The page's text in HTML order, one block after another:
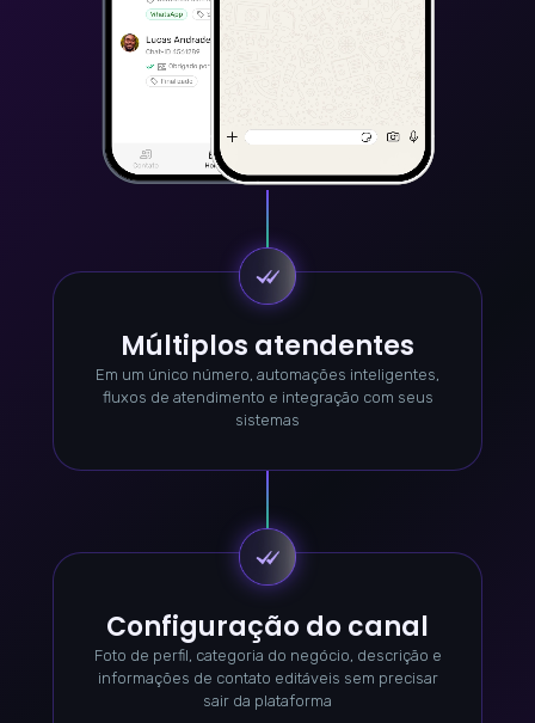
Múltiplos atendentes
Em um único número, automações inteligentes,
fluxos de atendimento e integração com seus
sistemas
Configuração do canal
Foto de perfil, categoria do negócio, descrição e
informações de contato editáveis sem precisar
sair da plataforma